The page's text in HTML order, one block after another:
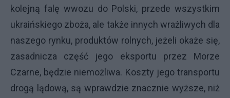
kolejną falę wwozu do Polski, przede wszystkim
ukraińskiego zboża, ale także innych wrażliwych dla
naszego rynku, produktów rolnych, jeżeli okaże się,
zasadnicza część jego eksportu przez Morze
Czarne, będzie niemożliwa. Koszty jego transportu
drogą lądową, są wprawdzie znacznie wyższe, niż